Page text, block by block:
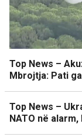
Top News –
Mbrojtja: Pati
Top News –
NATO në